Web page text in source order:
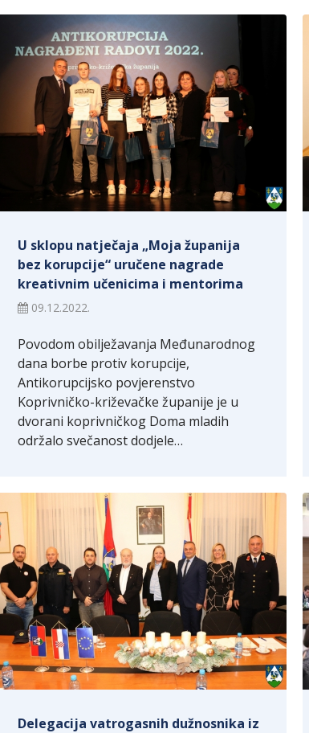
U sklopu natječaja „Moja županija
bez korupcije“ uručene nagrade
kreativnim učenicima i mentorima
09.12.2022.
Povodom obilježavanja Međunarodnog
dana borbe protiv korupcije,
Antikorupcijsko povjerenstvo
Koprivničko-križevačke županije je u
dvorani koprivničkog Doma mladih
održalo svečanost dodjele…
Delegacija vatrogasnih dužnosnika iz